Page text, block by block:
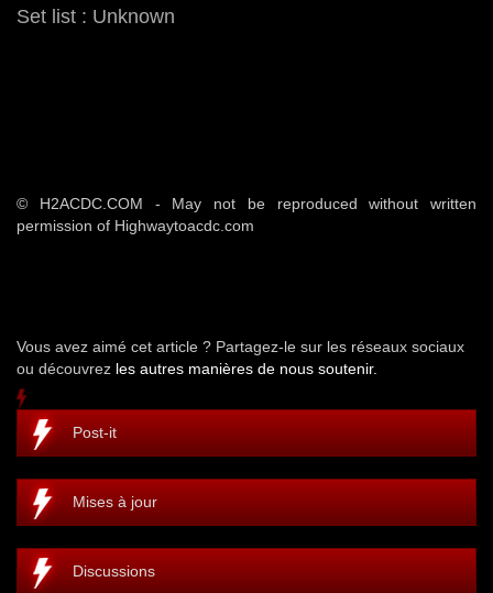
Set list : Unknown
© H2ACDC.COM - May not be reproduced without written
permission of Highwaytoacdc.com
Vous avez aimé cet article ? Partagez-le sur les réseaux sociaux
ou découvrez les autres manières de nous soutenir.
Post-it
Mises à jour
Discussions